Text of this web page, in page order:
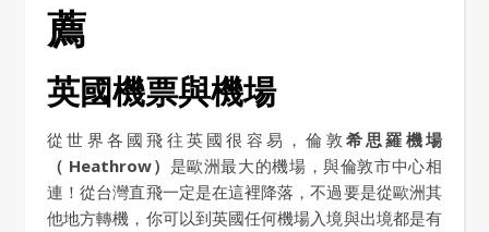
薦
英國機票與機場
從世界各國飛往英國很容易，倫敦 希思羅機場
（ Heathrow） 是歐洲最大的機場，與倫敦市中心相
連！從台灣直飛一定是在這裡降落，不過要是從歐洲其
他地方轉機，你可以到英國任何機場入境與出境都是有